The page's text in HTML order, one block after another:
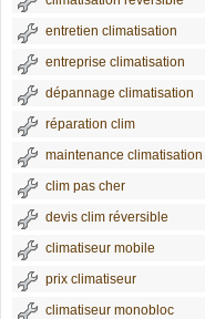
entretien climatisation
entreprise climatisation
dépannage climatisation
réparation clim
maintenance climatisation
clim pas cher
devis clim réversible
climatiseur mobile
prix climatiseur
climatiseur monobloc